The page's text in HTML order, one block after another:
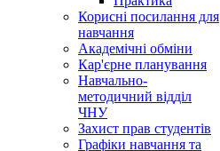
Корисні посилання для
навчання
Академічні обміни
Кар'єрне планування
Навчально-
методичний відділ
ЧНУ
Захист прав студентів
Графіки навчання та